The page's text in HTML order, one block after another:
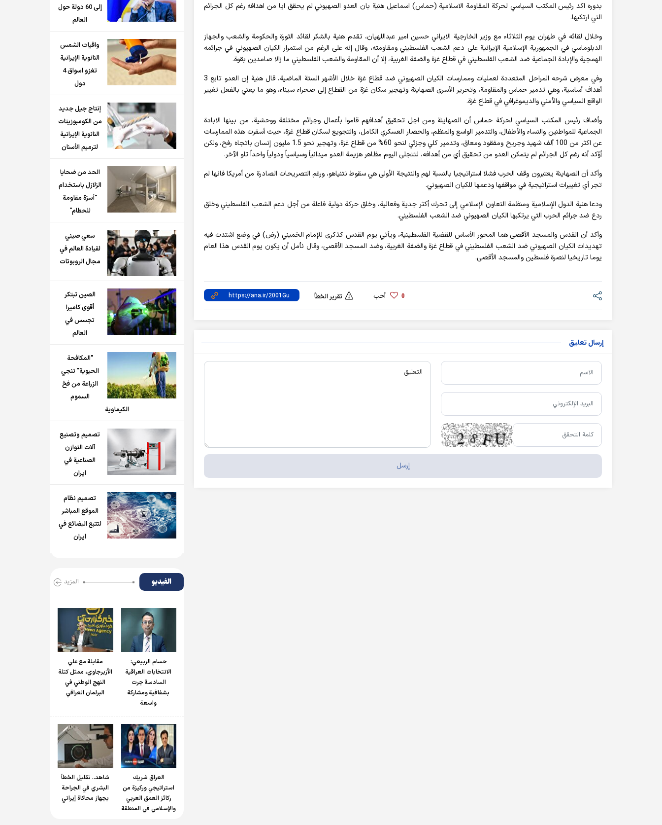
بدوره اكد رئيس المكتب السياسي لحركة المقاومة الاسلامية (حماس) اسماعيل هنية بان العدو الصهيوني لم يحقق ايا من اهدافه رغم كل الجرائم
التي ارتكبها.
وخلال لقائه في طهران يوم الثلاثاء مع وزير الخارجية الايراني حسين امير عبداللهيان، تقدم هنية بالشكر لقائد الثورة والحكومة والشعب والجهاز
الدبلوماسي في الجمهورية الإسلامية الإيرانية على دعم الشعب الفلسطيني ومقاومته، وقال إنه على الرغم من استمرار الكيان الصهيوني في جرائمه
الهمجية والإبادة الجماعية ضد الشعب الفلسطيني في قطاع غزة والضفة الغربية، إلا أن المقاومة والشعب الفلسطيني ما زالا صامدين بقوة.
وفي معرض شرحه المراحل المتعددة لعمليات وممارسات الكيان الصهيوني ضد قطاع غزة خلال الأشهر الستة الماضية، قال هنية إن العدو تابع 3
أهداف أساسية، وهي تدمير حماس والمقاومة، وتحرير الأسرى الصهاينة وتهجير سكان غزة من القطاع إلى صحراء سيناء، وهو ما يعني بالفعل تغيير
الواقع السياسي والأمني ​​والديموغرافي في قطاع غزة.
وأضاف رئيس المكتب السياسي لحركة حماس أن الصهاينة ومن اجل تحقيق أهدافهم قاموا بأعمال وجرائم مختلفة ووحشية، من بينها الابادة
الجماعية للمواطنين والنساء والأطفال، والتدمير الواسع والمنظم، والحصار العسكري الكامل، والتجويع لسكان قطاع غزة، حيث أسفرت هذه الممارسات
عن اكثر من 100 ألف شهيد وجريح ومفقود ومعاق، وتدمير كلي وجزئي لنحو 60% من قطاع غزة، وتهجير نحو 1.5 مليون إنسان باتجاه رفح، ولكن
أؤكد أنه رغم كل الجرائم لم يتمكن العدو من تحقيق أي من أهدافه، لتتجلى اليوم مظاهر هزيمة العدو ميدانياً وسياسياً ودولياً واحداً تلو الآخر.
وأكد أن الصهاينة يعتبرون وقف الحرب فشلا استراتيجيا بالنسبة لهم والنتيجة الأولى هي سقوط نتنياهو، ورغم التصريحات الصادرة من أمريكا فانها لم
تجر أي تغييرات استراتيجية في مواقفها ودعمها للكيان الصهيوني.
ودعا هنية الدول الإسلامية ومنظمة التعاون الإسلامي إلى تحرك أكثر جدية وفعالية، وخلق حركة دولية فاعلة من أجل دعم الشعب الفلسطيني وخلق
ردع ضد جرائم الحرب التي يرتكبها الكيان الصهيوني ضد الشعب الفلسطيني.
وأكد أن القدس والمسجد الأقصى هما المحور الأساس للقضية الفلسطينية، ويأتي يوم القدس كذكرى للإمام الخميني (رض) في وضع اشتدت فيه
تهديدات الكيان الصهيوني ضد الشعب الفلسطيني في قطاع غزة والضفة الغربية، وضد المسجد الأقصى، وقال نأمل أن يكون يوم القدس هذا العام
يوما تاريخيا لنصرة فلسطين والمسجد الأقصى.
0 أحب تقرير الخطأ
إرسال تعليق
إلى 60 دولة حول
العالم
واقيات الشمس
النانوية الإيرانية
تغزو اسواق 4
دول
إنتاج جيل جديد
من الكومبوزيتات
النانوية الإيرانية
لترميم الأسنان
الحد من ضحايا
الزلازل باستخدام
"أسرّة مقاومة
للحطام"
سعي صيني
لقيادة العالم في
مجال الروبوتات
الصين تبتكر
أقوى كاميرا
تجسس في
العالم
"المكافحة
الحيوية" تنجي
الزراعة من فخ
السموم
الكيماوية
تصميم وتصنيع
آلات التوازن
الصناعية في
ايران
تصميم نظام
الموقع المباشر
لتتبع البضائع في
ايران
الفیدیو المزید
حسام الربیعي:
الانتخابات العراقية
السادسة جرت
بشفافية ومشاركة
واسعة
مقابلة مع علي
الأزبرجاوي، ممثل كتلة
النهج الوطني في
البرلمان العراقي
العراق شريك
استراتيجي وركيزة من
ركائز العمق العربي
والإسلامي في المنطقة
شاهد.. تقليل الخطأ
البشري في الجراحة
بجهاز محاكاة إيراني